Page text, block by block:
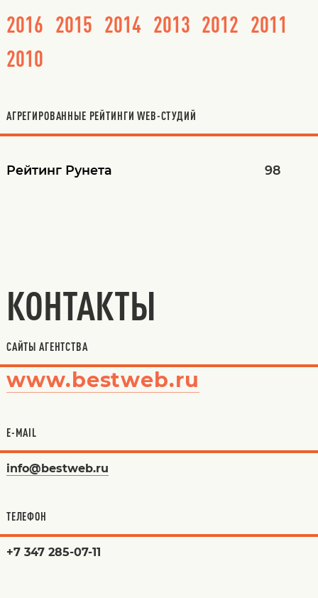
2016 2015 2014 2013 2012 2011
2010
АГРЕГИРОВАННЫЕ РЕЙТИНГИ WEB-СТУДИЙ
Рейтинг Рунета 98
КОНТАКТЫ
САЙТЫ АГЕНТСТВА
www.bestweb.ru
E-MAIL
info@bestweb.ru
ТЕЛЕФОН
+7 347 285-07-11